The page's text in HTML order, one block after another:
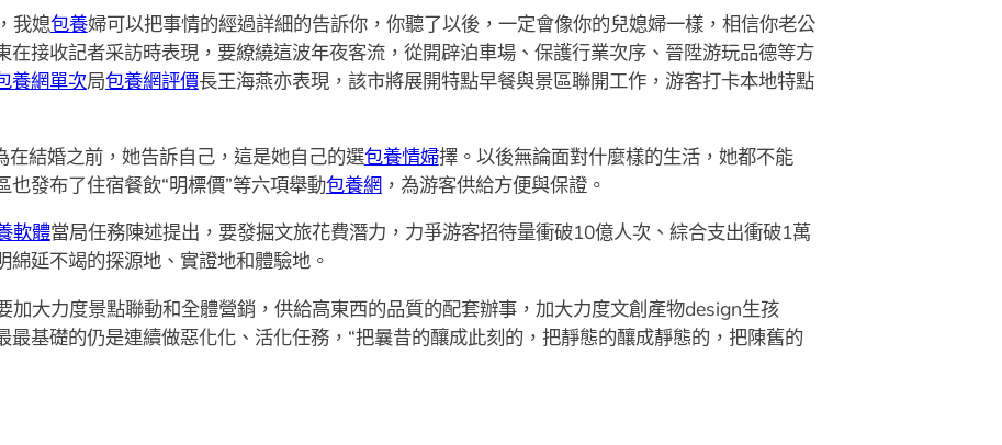
我媳包養婦可以把事情的經過詳細的告訴你，你聽了以後，一定會像你的兒媳婦一樣，相信你老公
在接收記者采訪時表現，要繚繞這波年夜客流，從開辟泊車場、保護行業次序、晉陞游玩品德等方
養網單次局包養網評價長王海燕亦表現，該市將展開特點早餐與景區聯開工作，游客打卡本地特點
在結婚之前，她告訴自己，這是她自己的選包養情婦擇。以後無論面對什麼樣的生活，她都不能
發布了住宿餐飲“明標價”等六項舉動包養網 ，為游客供給方便與保證。
軟體當局任務陳述提出，要發掘文旅花費潛力，力爭游客招待量衝破10億人次、綜合支出衝破1萬
綿延不竭的探源地、實證地和體驗地。
加大力度景點聯動和全體營銷，供給高東西的品質的配套辦事，加大力度文創產物design生孩
最基礎的仍是連續做惡化化、活化任務，“把曩昔的釀成此刻的，把靜態的釀成靜態的，把陳舊的